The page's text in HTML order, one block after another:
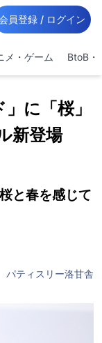
員登録 / ログイン
メ・ゲーム BtoB・
に「桜」
新登場
と春を感じて
パティスリー洛甘舎